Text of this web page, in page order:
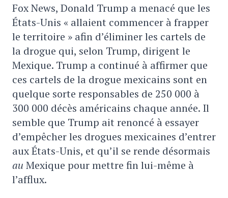
Fox News, Donald Trump a menacé que les
États-Unis « allaient commencer à frapper
le territoire » afin d’éliminer les cartels de
la drogue qui, selon Trump, dirigent le
Mexique. Trump a continué à affirmer que
ces cartels de la drogue mexicains sont en
quelque sorte responsables de 250 000 à
300 000 décès américains chaque année. Il
semble que Trump ait renoncé à essayer
d’empêcher les drogues mexicaines d’entrer
aux États-Unis, et qu’il se rende désormais
au Mexique pour mettre fin lui-même à
l’afflux.